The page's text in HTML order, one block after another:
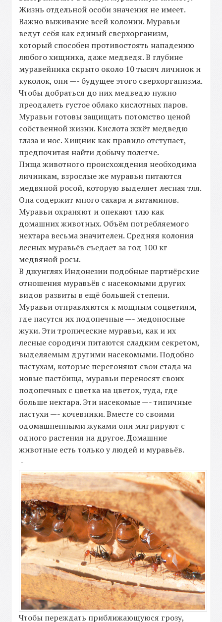
Жизнь отдельной особи значения не имеет.
Важно выживание всей колонии. Муравьи
ведут себя как единый сверхорганизм,
который способен противостоять нападению
любого хищника, даже медведя. В глубине
муравейника скрыто около 10 тысяч личинок и
куколок, они —- будущее этого сверхорганизма.
Чтобы добраться до них медведю нужно
преодалеть густое облако кислотных паров.
Муравьи готовы защищать потомство ценой
собственной жизни. Кислота жжёт медведю
глаза и нос. Хищник как правило отступает,
предпочитая найти добычу полегче.
Пища животного происхождения необходима
личинкам, взрослые же муравьи питаются
медвяной росой, которую выделяет лесная тля.
Она содержит много сахара и витаминов.
Муравьи охраняют и опекают тлю как
домашних животных. Объём потребляемого
нектара весьма значителен. Средняя колония
лесных муравьёв съедает за год 100 кг
медвяной росы.
В джунглях Индонезии подобные партнёрские
отношения муравьёв с насекомыми других
видов развиты в ещё большей степени.
Муравьи отправляются к мощным соцветиям,
где пасутся их подопечные —- медоносные
жуки. Эти тропические муравьи, как и их
лесные сородичи питаются сладким секретом,
выделяемым другими насекомыми. Подобно
пастухам, которые перегоняют свои стада на
новые пастбища, муравьи переносят своих
подопечных с цветка на цветок, туда, где
больше нектара. Эти насекомые —- типичные
пастухи —- кочевники. Вместе со своими
одомашненными жуками они мигрируют с
одного растения на другое. Домашние
животные есть только у людей и муравьёв.
-
Чтобы переждать приближающуюся грозу,